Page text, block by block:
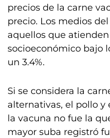
precios de la carne
precio. Los medios
aquellos que
socioeconómico bajo
un 3.4%.
Si se considera la
alternativas, el pollo y
la vacuna no fue la
mayor suba registró